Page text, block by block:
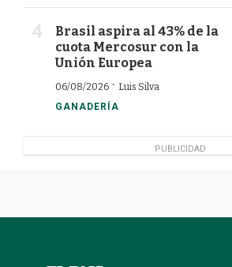
Brasil aspira al 43% de la
cuota Mercosur con la
Unión Europea
06/08/2026 · Luis Silva
GANADERÍA
PUBLICIDAD